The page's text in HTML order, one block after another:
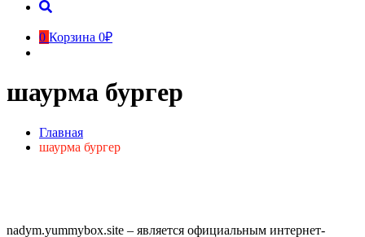
0 Корзина 0₽
шаурма бургер
Главная
шаурма бургер
nadym.yummybox.site – является официальным интернет-